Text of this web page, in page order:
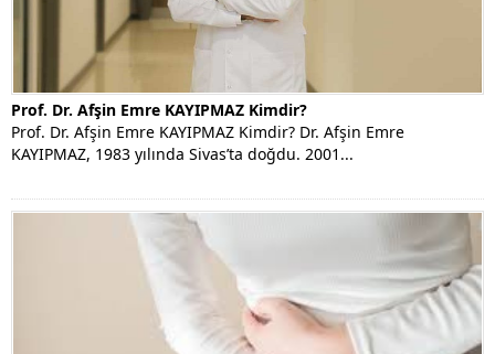
Prof. Dr. Afşin Emre KAYIPMAZ Kimdir?
Prof. Dr. Afşin Emre KAYIPMAZ Kimdir? Dr. Afşin Emre
KAYIPMAZ, 1983 yılında Sivas’ta doğdu. 2001...